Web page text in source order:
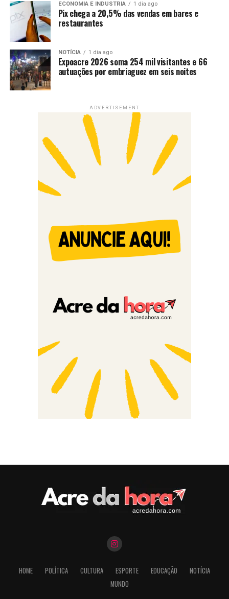
ECONOMIA E INDUSTRIA 1 dia ago
Pix chega a 20,5% das vendas em bares e
restaurantes
NOTÍCIA 1 dia ago
Expoacre 2026 soma 254 mil visitantes e 66
autuações por embriaguez em seis noites
ADVERTISEMENT
HOME POLÍTICA CULTURA ESPORTE EDUCAÇÃO
NOTÍCIA
MUNDO